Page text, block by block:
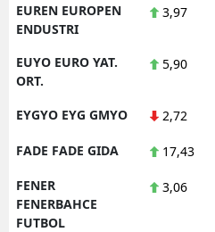
EUREN EUROPEN
ENDUSTRI
3,97
EUYO EURO YAT.
ORT.
5,90
EYGYO EYG GMYO 2,72
FADE FADE GIDA 17,43
FENER
FENERBAHCE
FUTBOL
3,06